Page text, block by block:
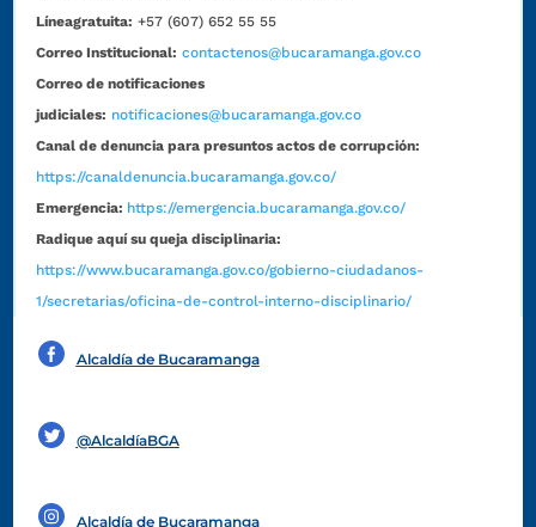
Líneagratuita: +57 (607) 652 55 55
Correo Institucional: contactenos@bucaramanga.gov.co
Correo de notificaciones
judiciales: notificaciones@bucaramanga.gov.co
Canal de denuncia para presuntos actos de corrupción:
https://canaldenuncia.bucaramanga.gov.co/
Emergencia: https://emergencia.bucaramanga.gov.co/
Radique aquí su queja disciplinaria:
https://www.bucaramanga.gov.co/gobierno-ciudadanos-
1/secretarias/oficina-de-control-interno-disciplinario/
Alcaldía de Bucaramanga
@AlcaldíaBGA
Alcaldía de Bucaramanga